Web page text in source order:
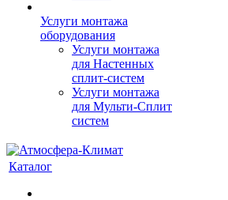
Услуги монтажа
оборудования
Услуги монтажа
для Настенных
сплит-систем
Услуги монтажа
для Мульти-Сплит
систем
Каталог